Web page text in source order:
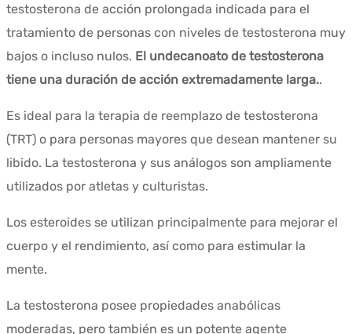
testosterona de acción prolongada indicada para el
tratamiento de personas con niveles de testosterona muy
bajos o incluso nulos. El undecanoato de testosterona
tiene una duración de acción extremadamente larga..
Es ideal para la terapia de reemplazo de testosterona
(TRT) o para personas mayores que desean mantener su
libido. La testosterona y sus análogos son ampliamente
utilizados por atletas y culturistas.
Los esteroides se utilizan principalmente para mejorar el
cuerpo y el rendimiento, así como para estimular la
mente.
La testosterona posee propiedades anabólicas
moderadas, pero también es un potente agente